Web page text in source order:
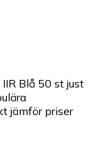
Blå 50 st just
jämför priser